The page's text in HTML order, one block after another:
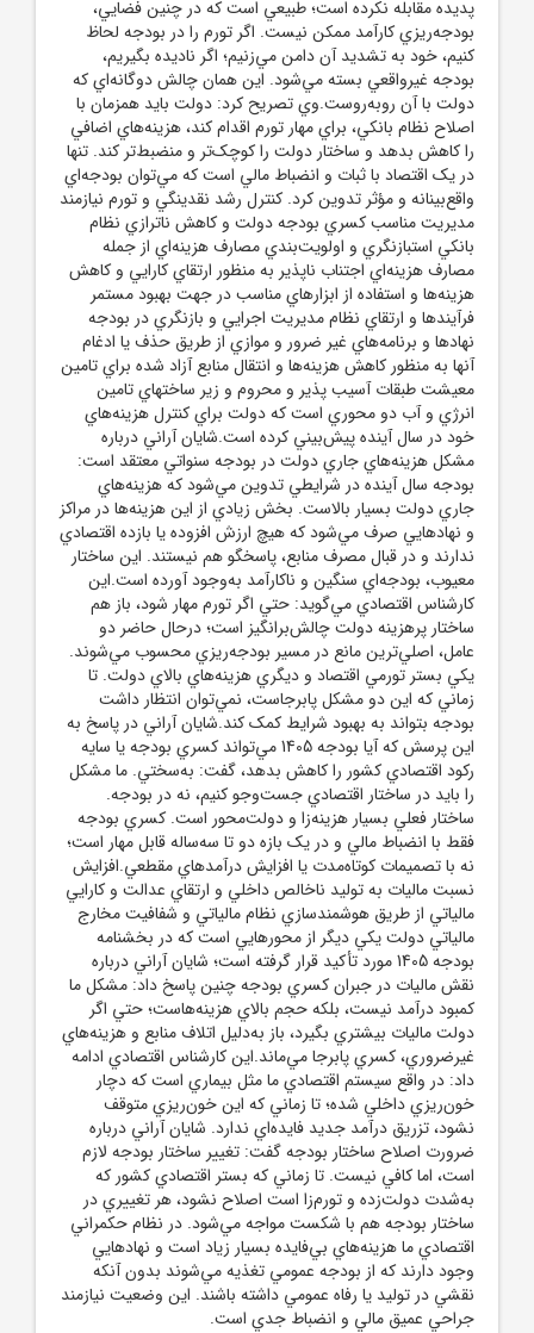
پديده مقابله نکرده است؛ طبيعي است که در چنين فضايي،
بودجه‌ريزي کارآمد ممکن نيست. اگر تورم را در بودجه لحاظ
کنيم، خود به تشديد آن دامن مي‌زنيم؛ اگر ناديده بگيريم،
بودجه غيرواقعي بسته مي‌شود. اين همان چالش دوگانه‌اي که
دولت با آن روبه‌روست.وي تصريح کرد: دولت بايد همزمان با
اصلاح نظام بانکي، براي مهار تورم اقدام کند، هزينه‌هاي اضافي
را کاهش بدهد و ساختار دولت را کوچک‌تر و منضبط‌تر کند. تنها
در يک اقتصاد با ثبات و انضباط مالي است که مي‌توان بودجه‌اي
واقع‌بينانه و مؤثر تدوين کرد. کنترل رشد نقدينگي و تورم نيازمند
مديريت مناسب کسري بودجه دولت و کاهش ناترازي نظام
بانکي استبازنگري و اولويت‌بندي مصارف هزينه‌اي از جمله
مصارف هزينه‌اي اجتناب ناپذير به منظور ارتقاي کارايي و کاهش
هزينه‌ها و استفاده از ابزارهاي مناسب در جهت بهبود مستمر
فرآيندها و ارتقاي نظام مديريت اجرايي و بازنگري در بودجه
نهادها و برنامه‌هاي غير ضرور و موازي از طريق حذف يا ادغام
آنها به منظور کاهش هزينه‌ها و انتقال منابع آزاد شده براي تامين
معيشت طبقات آسيب پذير و محروم و زير ساختهاي تامين
انرژي و آب دو محوري است که دولت براي کنترل هزينه‌هاي
خود در سال آينده پيش‌بيني کرده است.شايان آراني درباره
مشکل هزينه‌هاي جاري دولت در بودجه سنواتي معتقد است:
بودجه سال آينده در شرايطي تدوين مي‌شود که هزينه‌هاي
جاري دولت بسيار بالاست. بخش زيادي از اين هزينه‌ها در مراکز
و نهادهايي صرف مي‌شود که هيچ ارزش افزوده يا بازده اقتصادي
ندارند و در قبال مصرف منابع، پاسخگو هم نيستند. اين ساختار
معيوب، بودجه‌اي سنگين و ناکارآمد به‌وجود آورده است.اين
کارشناس اقتصادي مي‌گويد: حتي اگر تورم مهار شود، باز هم
ساختار پرهزينه دولت چالش‌برانگيز است؛ درحال حاضر دو
عامل، اصلي‌ترين مانع در مسير بودجه‌ريزي محسوب مي‌شوند.
يکي بستر تورمي اقتصاد و ديگري هزينه‌هاي بالاي دولت. تا
زماني که اين دو مشکل پابرجاست، نمي‌توان انتظار داشت
بودجه‌ بتواند به بهبود شرايط کمک کند.شايان آراني در پاسخ به
اين پرسش که آيا بودجه 1405 مي‌تواند کسري بودجه يا سايه
رکود اقتصادي کشور را کاهش بدهد، گفت: به‌سختي. ما مشکل
را بايد در ساختار اقتصادي جست‌وجو کنيم، نه در بودجه.
ساختار فعلي بسيار هزينه‌زا و دولت‌محور است. کسري بودجه
فقط با انضباط مالي و در يک بازه دو تا سه‌ساله قابل مهار است؛
نه با تصميمات کوتاه‌مدت يا افزايش درآمدهاي مقطعي.افزايش
نسبت ماليات به توليد ناخالص داخلي و ارتقاي عدالت و کارايي
مالياتي از طريق هوشمندسازي نظام مالياتي و شفافيت مخارج
مالياتي دولت يکي ديگر از محورهايي است که در بخشنامه
بودجه 1405 مورد تأکيد قرار گرفته است؛ شايان آراني درباره
نقش ماليات در جبران کسري بودجه چنين پاسخ داد: مشکل ما
کمبود درآمد نيست، بلکه حجم بالاي هزينه‌هاست؛ حتي اگر
دولت ماليات بيشتري بگيرد، باز به‌دليل اتلاف منابع و هزينه‌هاي
غيرضروري، کسري پابرجا مي‌ماند.اين کارشناس اقتصادي ادامه
داد: در واقع سيستم اقتصادي ما مثل بيماري است که دچار
خون‌ريزي داخلي شده؛ تا زماني که اين خون‌ريزي متوقف
نشود، تزريق درآمد جديد فايده‌اي ندارد. شايان آراني درباره
ضرورت اصلاح ساختار بودجه گفت: تغيير ساختار بودجه لازم
است، اما کافي نيست. تا زماني که بستر اقتصادي کشور که
به‌شدت دولت‌زده و تورم‌زا است اصلاح نشود، هر تغييري در
ساختار بودجه هم با شکست مواجه مي‌شود. در نظام حکمراني
اقتصادي ما هزينه‌هاي بي‌فايده بسيار زياد است و نهادهايي
وجود دارند که از بودجه عمومي تغذيه مي‌شوند بدون آنکه
نقشي در توليد يا رفاه عمومي داشته باشند. اين وضعيت نيازمند
جراحي عميق مالي و انضباط جدي است.